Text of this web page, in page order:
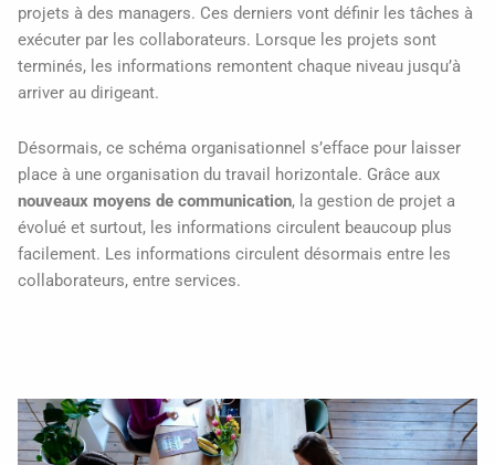
projets à des managers. Ces derniers vont définir les tâches à
exécuter par les collaborateurs. Lorsque les projets sont
terminés, les informations remontent chaque niveau jusqu’à
arriver au dirigeant.
Désormais, ce schéma organisationnel s’efface pour laisser
place à une organisation du travail horizontale. Grâce aux
nouveaux moyens de communication, la gestion de projet a
évolué et surtout, les informations circulent beaucoup plus
facilement. Les informations circulent désormais entre les
collaborateurs, entre services.